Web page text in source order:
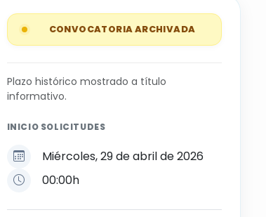
CONVOCATORIA ARCHIVADA
Plazo histórico mostrado a título
informativo.
INICIO SOLICITUDES
Miércoles, 29 de abril de 2026
00:00h